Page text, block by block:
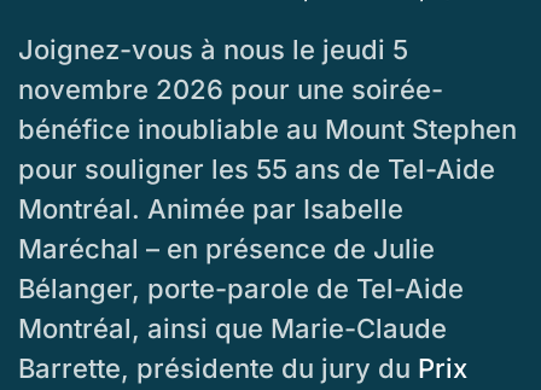
Joignez-vous à nous le jeudi 5
novembre 2026 pour une soirée-
bénéfice inoubliable au Mount Stephen
pour souligner les 55 ans de Tel-Aide
Montréal. Animée par Isabelle
Maréchal – en présence de Julie
Bélanger, porte-parole de Tel-Aide
Montréal, ainsi que Marie-Claude
Barrette, présidente du jury du Prix